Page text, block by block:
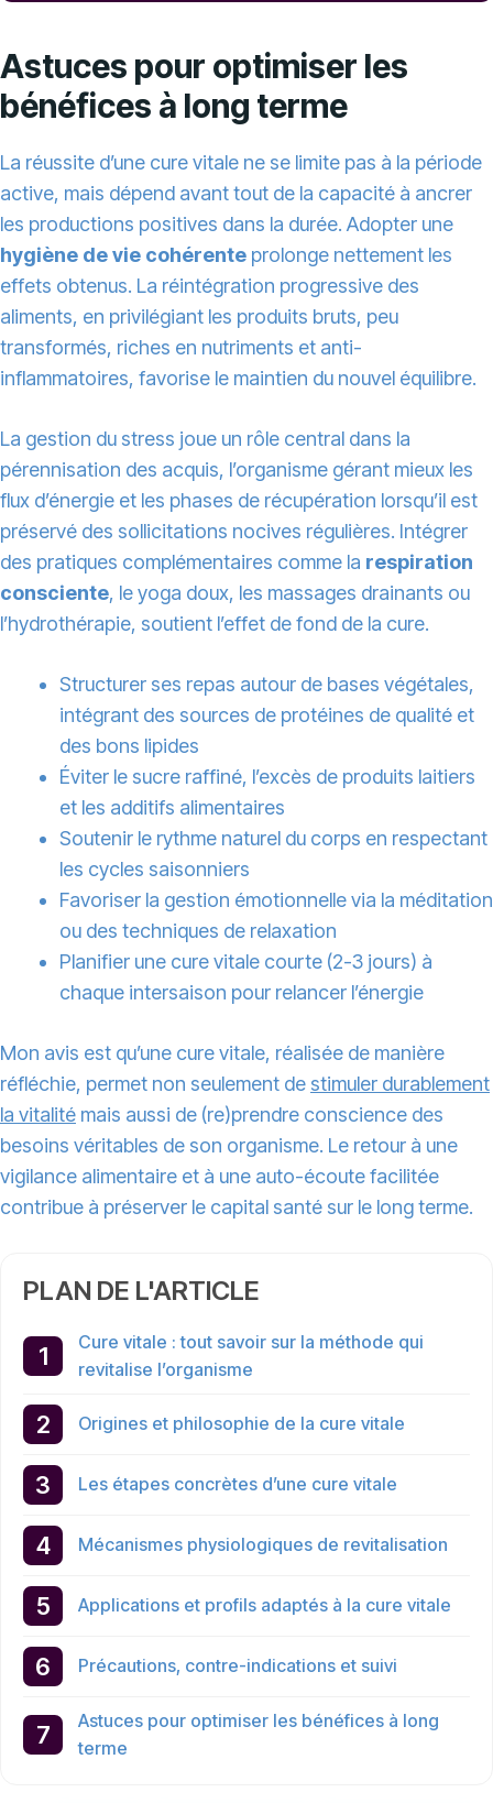
Astuces pour optimiser les
bénéfices à long terme
La réussite d’une cure vitale ne se limite pas à la période
active, mais dépend avant tout de la capacité à ancrer
les productions positives dans la durée. Adopter une
hygiène de vie cohérente prolonge nettement les
effets obtenus. La réintégration progressive des
aliments, en privilégiant les produits bruts, peu
transformés, riches en nutriments et anti-
inflammatoires, favorise le maintien du nouvel équilibre.
La gestion du stress joue un rôle central dans la
pérennisation des acquis, l’organisme gérant mieux les
flux d’énergie et les phases de récupération lorsqu’il est
préservé des sollicitations nocives régulières. Intégrer
des pratiques complémentaires comme la respiration
consciente, le yoga doux, les massages drainants ou
l’hydrothérapie, soutient l’effet de fond de la cure.
Structurer ses repas autour de bases végétales,
intégrant des sources de protéines de qualité et
des bons lipides
Éviter le sucre raffiné, l’excès de produits laitiers
et les additifs alimentaires
Soutenir le rythme naturel du corps en respectant
les cycles saisonniers
Favoriser la gestion émotionnelle via la méditation
ou des techniques de relaxation
Planifier une cure vitale courte (2-3 jours) à
chaque intersaison pour relancer l’énergie
Mon avis est qu’une cure vitale, réalisée de manière
réfléchie, permet non seulement de stimuler durablement
la vitalité mais aussi de (re)prendre conscience des
besoins véritables de son organisme. Le retour à une
vigilance alimentaire et à une auto-écoute facilitée
contribue à préserver le capital santé sur le long terme.
PLAN DE L'ARTICLE
Cure vitale : tout savoir sur la méthode qui
revitalise l’organisme
Origines et philosophie de la cure vitale
Les étapes concrètes d’une cure vitale
Mécanismes physiologiques de revitalisation
Applications et profils adaptés à la cure vitale
Précautions, contre-indications et suivi
Astuces pour optimiser les bénéfices à long
terme